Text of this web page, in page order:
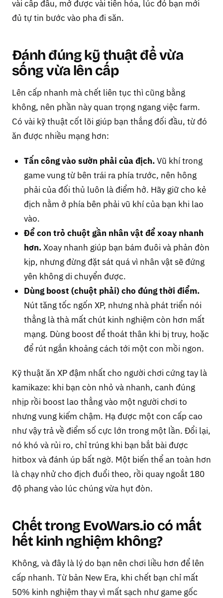
vài cấp đầu, mở được vài tiến hóa, lúc đó bạn mới
đủ tự tin bước vào pha đi săn.
Đánh đúng kỹ thuật để vừa
sống vừa lên cấp
Lên cấp nhanh mà chết liên tục thì cũng bằng
không, nên phần này quan trọng ngang việc farm.
Có vài kỹ thuật cốt lõi giúp bạn thắng đối đầu, từ đó
ăn được nhiều mạng hơn:
Tấn công vào sườn phải của địch.Vũ khí trong
game vung từ bên trái ra phía trước, nên hông
phải của đối thủ luôn là điểm hở. Hãy giữ cho kẻ
địch nằm ở phía bên phải vũ khí của bạn khi lao
vào.
Để con trỏ chuột gần nhân vật để xoay nhanh
hơn.Xoay nhanh giúp bạn bám đuôi và phản đòn
kịp, nhưng đừng đặt sát quá vì nhân vật sẽ đứng
yên không di chuyển được.
Dùng boost (chuột phải) cho đúng thời điểm.
Nút tăng tốc ngốn XP, nhưng nhà phát triển nói
thẳng là thà mất chút kinh nghiệm còn hơn mất
mạng. Dùng boost để thoát thân khi bị truy, hoặc
để rút ngắn khoảng cách tới một con mồi ngon.
Kỹ thuật ăn XP đậm nhất cho người chơi cứng tay là
kamikaze: khi bạn còn nhỏ và nhanh, canh đúng
nhịp rồi boost lao thẳng vào một người chơi to
nhưng vung kiếm chậm. Hạ được một con cấp cao
như vậy trả về điểm số cực lớn trong một lần. Đổi lại,
nó khó và rủi ro, chỉ trúng khi bạn bắt bài được
hitbox và đánh úp bất ngờ. Một biến thể an toàn hơn
là chạy nhử cho địch đuổi theo, rồi quay ngoắt 180
độ phang vào lúc chúng vừa hụt đòn.
Chết trong EvoWars.io có mất
hết kinh nghiệm không?
Không, và đây là lý do bạn nên chơi liều hơn để lên
cấp nhanh. Từ bản New Era, khi chết bạn chỉ mất
50% kinh nghiệm thay vì mất sạch như game gốc